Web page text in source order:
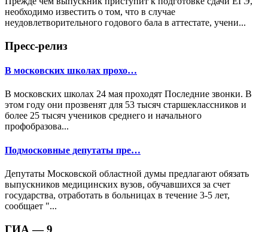
необходимо известить о том, что в случае
неудовлетворительного годового бала в аттестате, учени...
Пресс-релиз
В московских школах прохо…
В московских школах 24 мая проходят Последние звонки. В
этом году они прозвенят для 53 тысяч старшеклассников и
более 25 тысяч учеников среднего и начального
профобразова...
Подмосковные депутаты пре…
Депутаты Московской областной думы предлагают обязать
выпускников медицинских вузов, обучавшихся за счет
государства, отработать в больницах в течение 3-5 лет,
сообщает "...
ГИА — 9